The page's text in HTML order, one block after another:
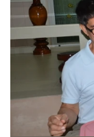
วันที่แถลงข่าวครั้
ฝ่ายหมวดจรูญ ได้
ว่าได้ปฏิบัติตามสั
ปรีชาเป็นคนตอบ
สำหรับเรื่องที่สอ
ที่ 1 และตัวผมเ